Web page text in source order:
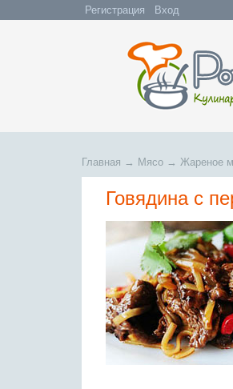
Регистрация Вход
Главная → Мясо → Жареное
Говядина с